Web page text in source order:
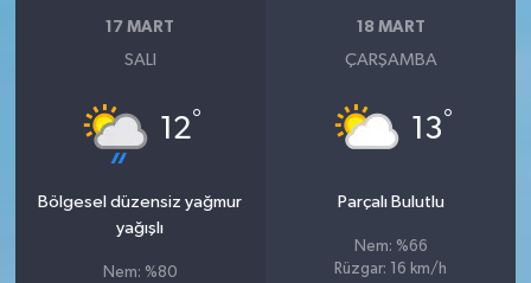
17 MART
SALI
12°
Bölgesel düzensiz yağmur
yağışlı
Nem: %80
18 MART
ÇARŞAMBA
13°
Parçalı Bulutlu
Nem: %66
Rüzgar: 16 km/h